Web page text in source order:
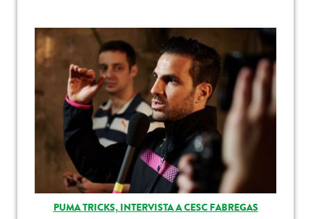
PUMA TRICKS, INTERVISTA A CESC FABREGAS